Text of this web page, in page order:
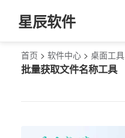
星辰软件
首页 > 软件中心 > 桌面工具
批量获取文件名称工具